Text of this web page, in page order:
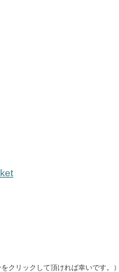
クリックして頂ければ幸いです。）